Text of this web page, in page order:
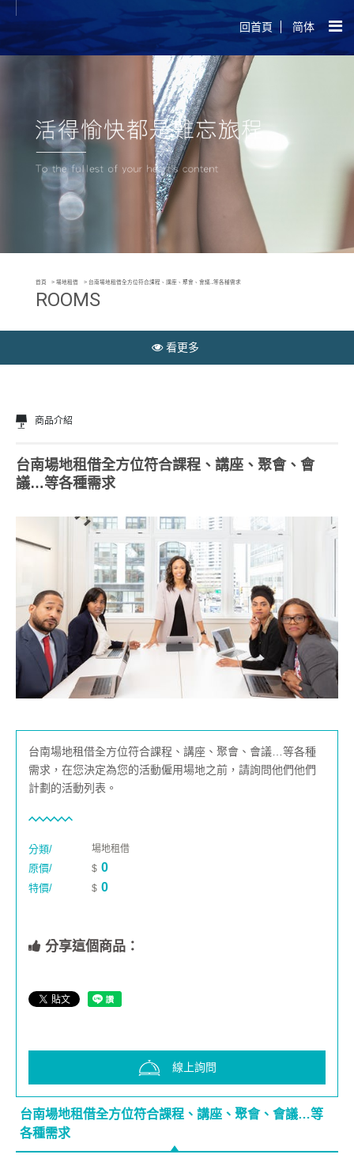
回首頁 简体
首頁 場地租借 台南場地租借全方位符合課程、講座、聚會、會議…等各種需求
ROOMS
看更多
商品介紹
台南場地租借全方位符合課程、講座、聚會、會
議…等各種需求
台南場地租借全方位符合課程、講座、聚會、會議…等各種
需求，在您決定為您的活動僱用場地之前，請詢問他們他們
計劃的活動列表。
分類/ 場地租借
原價/ $ 0
特價/ $ 0
分享這個商品：
線上詢問
台南場地租借全方位符合課程、講座、聚會、會議…等
各種需求